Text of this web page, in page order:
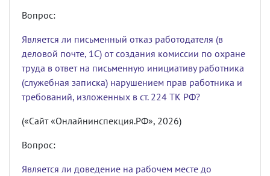
Вопрос:
Является ли письменный отказ работодателя (в
деловой почте, 1С) от создания комиссии по охране
труда в ответ на письменную инициативу работника
(служебная записка) нарушением прав работника и
требований, изложенных в ст. 224 ТК РФ?
(«Сайт «Онлайнинспекция.РФ», 2026)
Вопрос:
Является ли доведение на рабочем месте до